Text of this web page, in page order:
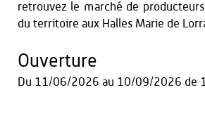
retrouvez le marché de
du territoire aux Halles Marie de
Ouverture
Du 11/06/2026 au 10/09/2026 de